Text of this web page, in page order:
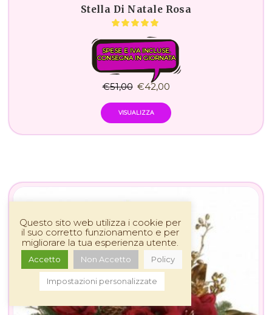
Stella Di Natale Rosa
SPESE E IVA INCLUSE.
CONSEGNA IN GIORNATA
€51,00 €42,00
VISUALIZZA
Questo sito web utilizza i cookie per
il suo corretto funzionamento e per
migliorare la tua esperienza utente.
Accetto Non Accetto Policy
Impostazioni personalizzate